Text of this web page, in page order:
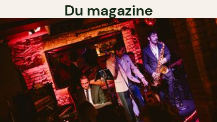
Du magazine